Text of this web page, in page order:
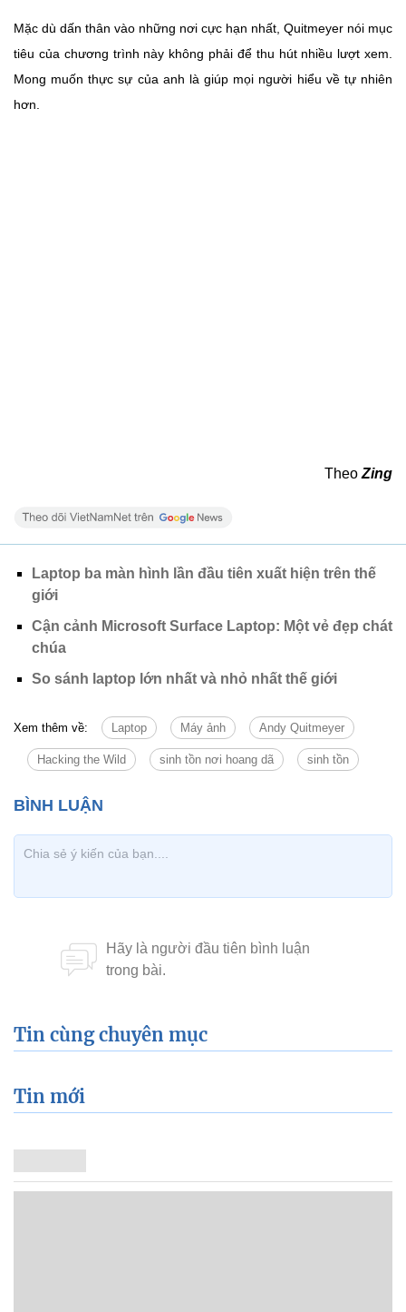
Mặc dù dấn thân vào những nơi cực hạn nhất, Quitmeyer nói mục
tiêu của chương trình này không phải để thu hút nhiều lượt xem.
Mong muốn thực sự của anh là giúp mọi người hiểu về tự nhiên
hơn.
Theo Zing
Laptop ba màn hình lần đầu tiên xuất hiện trên thế
giới
Cận cảnh Microsoft Surface Laptop: Một vẻ đẹp chát
chúa
So sánh laptop lớn nhất và nhỏ nhất thế giới
Xem thêm về: Laptop Máy ảnh Andy Quitmeyer
Hacking the Wild sinh tồn nơi hoang dã sinh tồn
Tin cùng chuyên mục
Tin mới